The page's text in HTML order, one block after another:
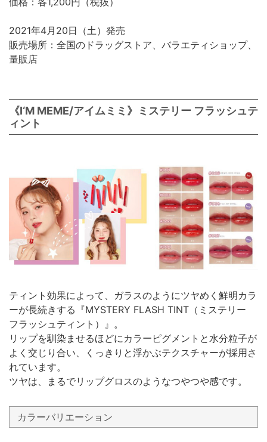
2021年4月20日（土）発売
販売場所：全国のドラッグストア、バラエティショップ、
量販店
《I‘M MEME/アイムミミ》ミステリー フラッシュテ
ィント
ティント効果によって、ガラスのようにツヤめく鮮明カラ
ーが長続きする『MYSTERY FLASH TINT（ミステリー
フラッシュティント）』。
リップを馴染ませるほどにカラーピグメントと水分粒子が
よく交じり合い、くっきりと浮かぶテクスチャーが採用さ
れています。
ツヤは、まるでリップグロスのようなつやつや感です。
カラーバリエーション